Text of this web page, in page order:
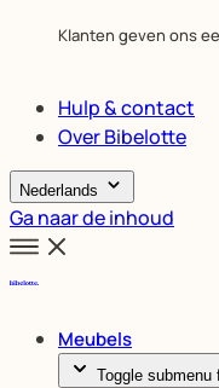
Klanten geven ons
Hulp & contact
Over Bibelotte
Nederlands
Ga naar de inhoud
Meubels
Toggle submenu